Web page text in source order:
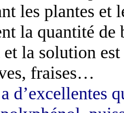
les plantes et
la quantité de
la solution
fraises…
d’excellentes